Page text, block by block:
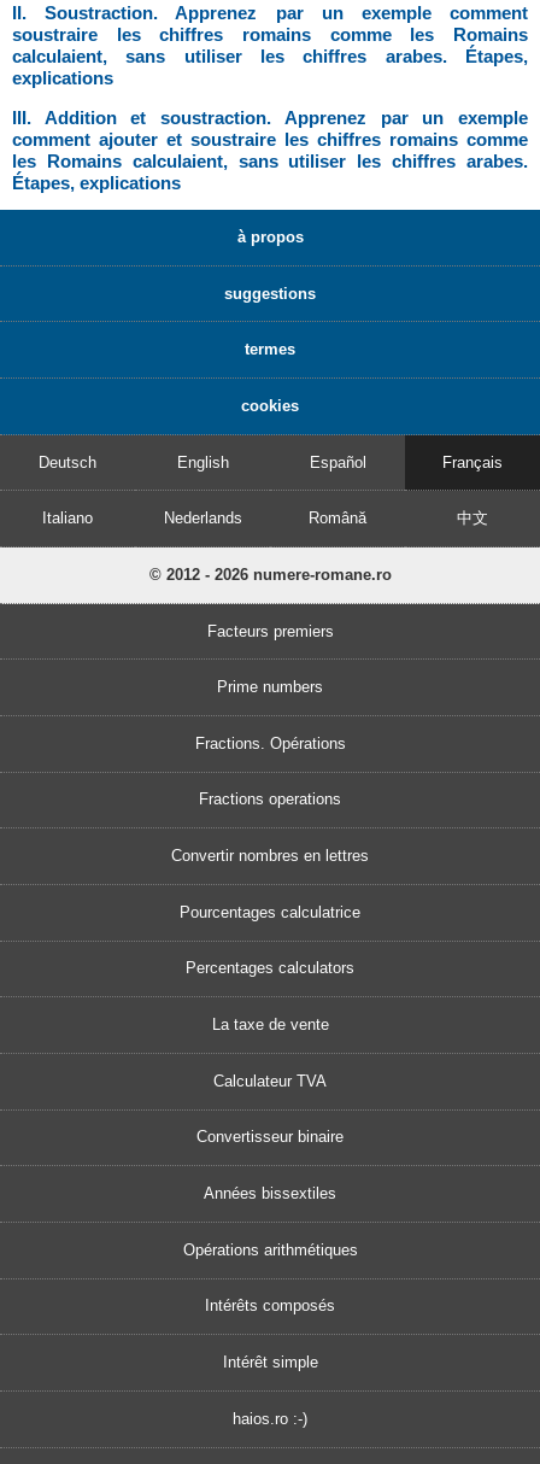
II. Soustraction. Apprenez par un exemple comment
soustraire les chiffres romains comme les Romains
calculaient, sans utiliser les chiffres arabes. Étapes,
explications
III. Addition et soustraction. Apprenez par un exemple
comment ajouter et soustraire les chiffres romains comme
les Romains calculaient, sans utiliser les chiffres arabes.
Étapes, explications
à propos
suggestions
termes
cookies
Deutsch English Español Français
Italiano Nederlands Română 中文
© 2012 - 2026 numere-romane.ro
Facteurs premiers
Prime numbers
Fractions. Opérations
Fractions operations
Convertir nombres en lettres
Pourcentages calculatrice
Percentages calculators
La taxe de vente
Calculateur TVA
Convertisseur binaire
Années bissextiles
Opérations arithmétiques
Intérêts composés
Intérêt simple
haios.ro :-)